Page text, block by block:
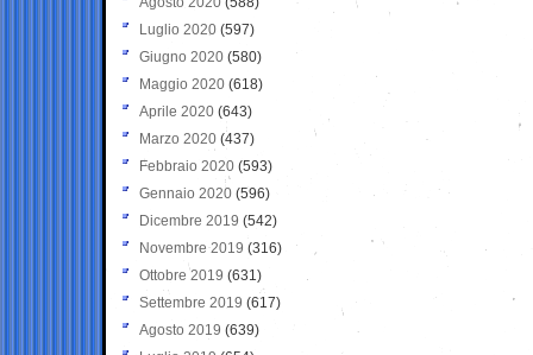
Luglio 2020 (597)
Giugno 2020 (580)
Maggio 2020 (618)
Aprile 2020 (643)
Marzo 2020 (437)
Febbraio 2020 (593)
Gennaio 2020 (596)
Dicembre 2019 (542)
Novembre 2019 (316)
Ottobre 2019 (631)
Settembre 2019 (617)
Agosto 2019 (639)